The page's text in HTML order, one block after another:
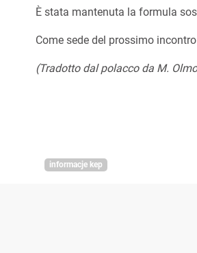
È stata mantenuta la formula
Come sede del prossimo
(Tradotto dal polacco da M.
informacje kep